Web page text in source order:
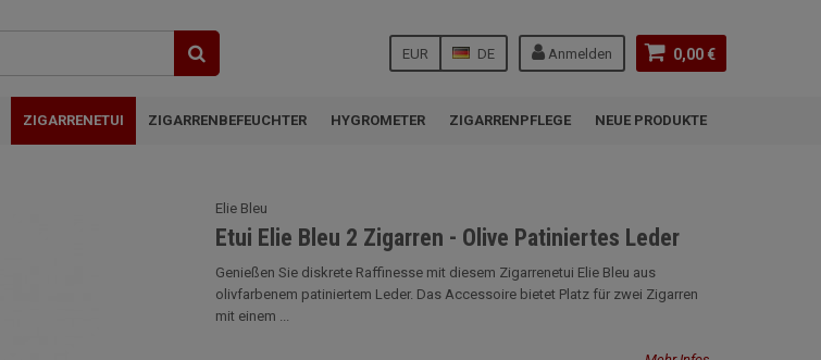
0,00 €
Anmelden
DE
EUR
ZIGARRENETUI ZIGARRENBEFEUCHTER HYGROMETER ZIGARRENPFLEGE NEUE PRODUKTE
Elie Bleu
Etui Elie Bleu 2 Zigarren - Olive Patiniertes Leder
Genießen Sie diskrete Raffinesse mit diesem Zigarrenetui Elie Bleu aus
olivfarbenem patiniertem Leder. Das Accessoire bietet Platz für zwei Zigarren
mit einem ...